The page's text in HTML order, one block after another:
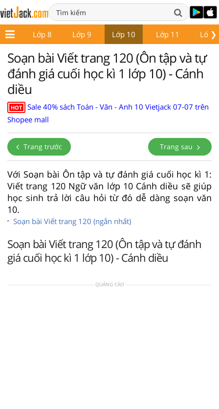
❯
7 Lớp 8 Lớp 9 Lớp 10 Lớp 11 Lớp
Soạn bài Viết trang 120 (Ôn tập và tự
đánh giá cuối học kì 1 lớp 10) - Cánh
diều
HOT
Sale 40% sách Toán - Văn - Anh 10 Vietjack 07-07 trên
Shopee mall
Trang trước Trang sau
Với Soạn bài Ôn tập và tự đánh giá cuối học kì 1:
Viết trang 120 Ngữ văn lớp 10 Cánh diều sẽ giúp
học sinh trả lời câu hỏi từ đó dễ dàng soạn văn
10.
Soạn bài Viết trang 120 (ngắn nhất)
Soạn bài Viết trang 120 (Ôn tập và tự đánh
giá cuối học kì 1 lớp 10) - Cánh diều
QUẢNG CÁO